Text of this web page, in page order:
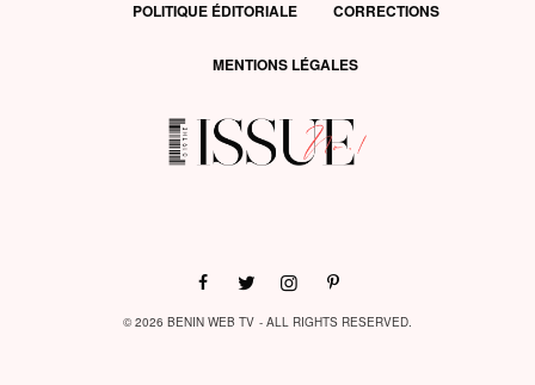
POLITIQUE ÉDITORIALE CORRECTIONS
MENTIONS LÉGALES
© 2026 BENIN WEB TV - ALL RIGHTS RESERVED.